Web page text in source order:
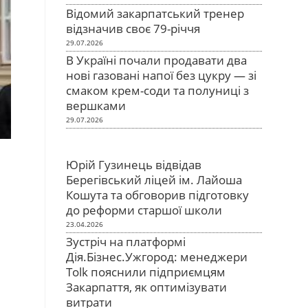
Відомий закарпатський тренер
відзначив своє 79-річчя
29.07.2026
В Україні почали продавати два
нові газовані напої без цукру — зі
смаком крем-соди та полуниці з
вершками
29.07.2026
Юрій Гузинець відвідав
Берегівський ліцей ім. Лайоша
Кошута та обговорив підготовку
до реформи старшої школи
23.04.2026
Зустріч на платформі
Дія.Бізнес.Ужгород: менеджери
Tolk пояснили підприємцям
Закарпаття, як оптимізувати
витрати